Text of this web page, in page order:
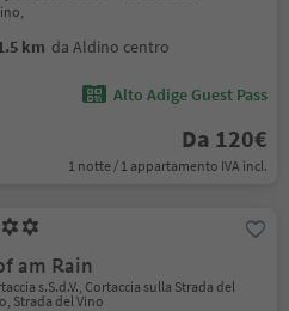
km da Aldino centro
Alto Adige Guest Pass
Da 120€
1 notte / 1 appartamento IVA incl.
am Rain
s.S.d.V., Cortaccia sulla Strada del
Strada del Vino